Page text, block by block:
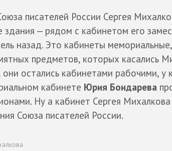
писателей России Сергея
— рядом с кабинетом его
назад. Это кабинеты
предметов, которых касались
остались кабинетами рабочими, у
кабинете Юрия Бондарева
Ну а кабинет Сергея
Союза писателей России.